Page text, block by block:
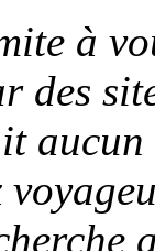
à
des